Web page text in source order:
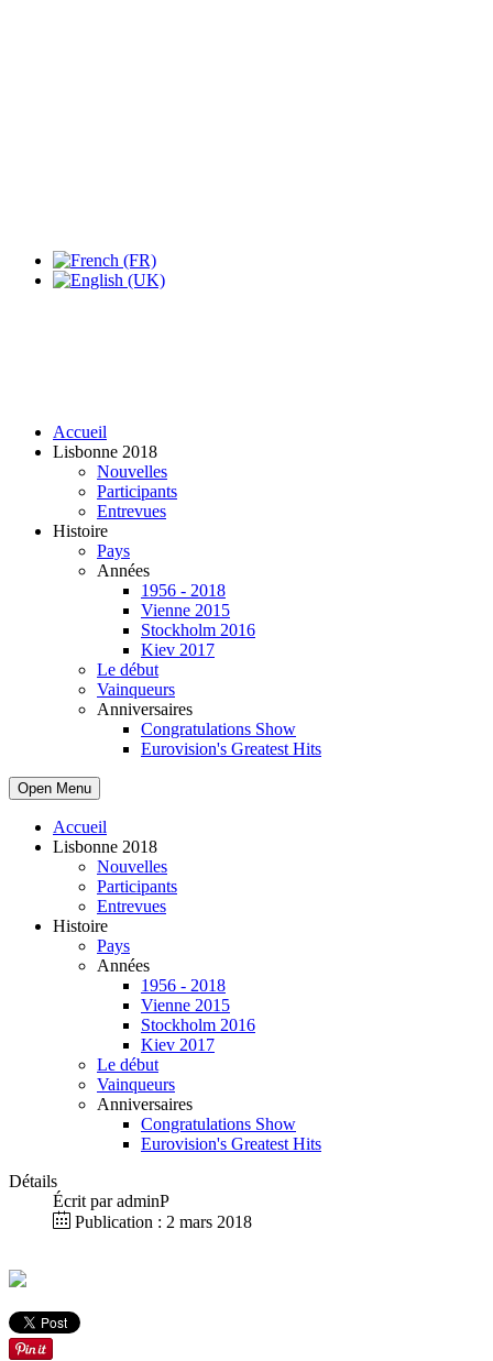
Accueil
Lisbonne 2018
Nouvelles
Participants
Entrevues
Histoire
Pays
Années
1956 - 2018
Vienne 2015
Stockholm 2016
Kiev 2017
Le début
Vainqueurs
Anniversaires
Congratulations Show
Eurovision's Greatest Hits
Open Menu
Accueil
Lisbonne 2018
Nouvelles
Participants
Entrevues
Histoire
Pays
Années
1956 - 2018
Vienne 2015
Stockholm 2016
Kiev 2017
Le début
Vainqueurs
Anniversaires
Congratulations Show
Eurovision's Greatest Hits
Détails
Écrit paradminP
Publication : 2 mars 2018